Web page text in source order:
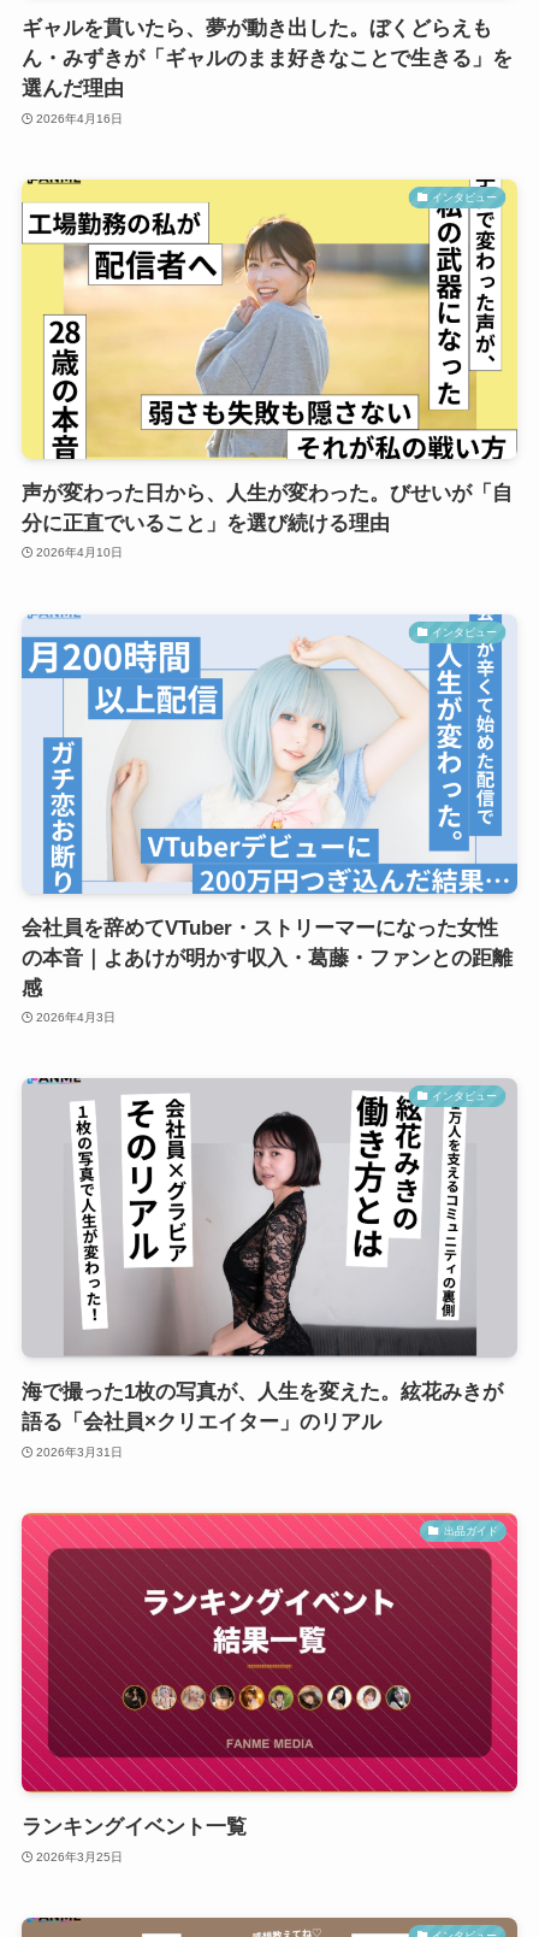
ギャルを貫いたら、夢が動き出した。ぼくどらえも
ん・みずきが「ギャルのまま好きなことで生きる」を
選んだ理由
2026年4月16日
インタビュー
声が変わった日から、人生が変わった。びせいが「自
分に正直でいること」を選び続ける理由
2026年4月10日
インタビュー
会社員を辞めてVTuber・ストリーマーになった女性
の本音｜よあけが明かす収入・葛藤・ファンとの距離
感
2026年4月3日
インタビュー
海で撮った1枚の写真が、人生を変えた。絃花みきが
語る「会社員×クリエイター」のリアル
2026年3月31日
出品ガイド
ランキングイベント一覧
2026年3月25日